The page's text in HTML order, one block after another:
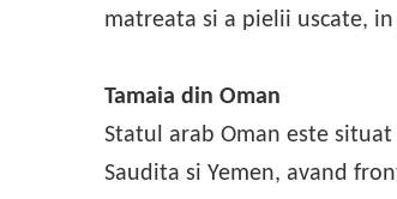
matreata si a pielii uscate, in
Tamaia din Oman
Statul arab Oman este
Saudita si Yemen, avand